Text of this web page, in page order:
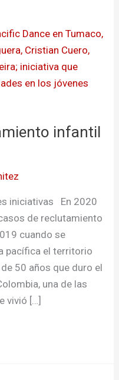
infantil
iniciativas En 2020
de reclutamiento
cuando se
pacífica el territorio
50 años que duro el
una de las
vivió […]